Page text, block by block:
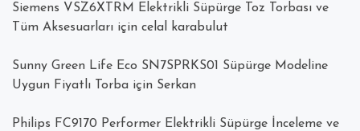
Siemens VSZ6XTRM Elektrikli Süpürge Toz Torbası ve
Tüm Aksesuarları için celal karabulut
Sunny Green Life Eco SN7SPRKS01 Süpürge Modeline
Uygun Fiyatlı Torba için Serkan
Philips FC9170 Performer Elektrikli Süpürge İnceleme ve